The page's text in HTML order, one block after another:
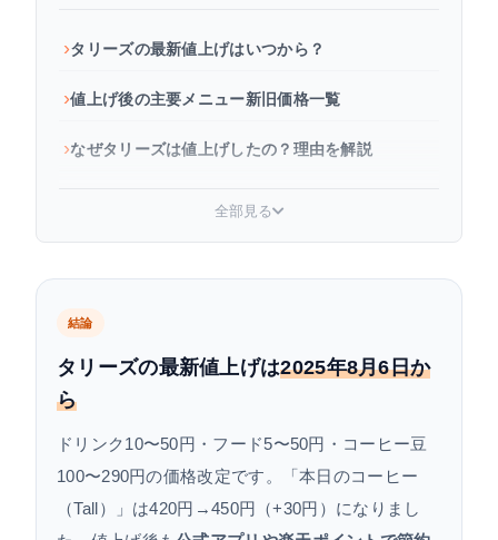
タリーズの最新値上げはいつから？
値上げ後の主要メニュー新旧価格一覧
なぜタリーズは値上げしたの？理由を解説
全部見る
結論
タリーズの最新値上げは2025年8月6日か
ら
ドリンク10〜50円・フード5〜50円・コーヒー豆
100〜290円の価格改定です。「本日のコーヒー
（Tall）」は420円→450円（+30円）になりまし